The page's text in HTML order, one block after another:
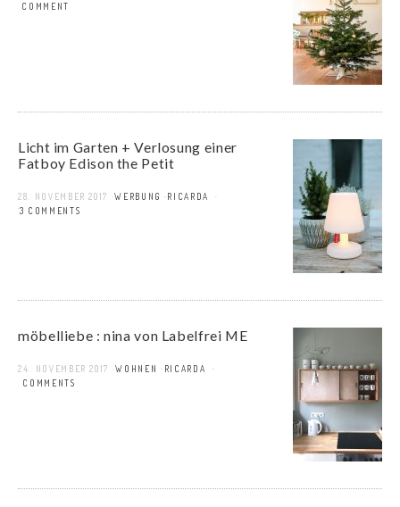
1 COMMENT
Licht im Garten + Verlosung einer
Fatboy Edison the Petit
28. NOVEMBER 2017 WERBUNG
RICARDA
63 COMMENTS
möbelliebe : nina von Labelfrei ME
24. NOVEMBER 2017 WOHNEN
RICARDA
2 COMMENTS